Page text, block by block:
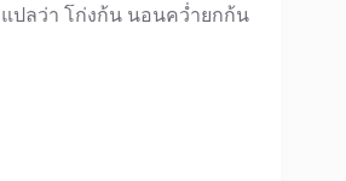
ปลว่า โก่งก้น นอนคว่ำยกก้น